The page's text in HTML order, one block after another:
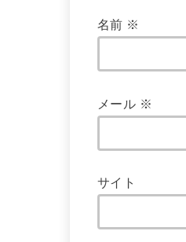
名前 ※
メール ※
サイト